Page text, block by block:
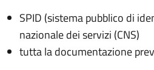
SPID (sistema pubblico di
nazionale dei servizi (CNS)
tutta la documentazione